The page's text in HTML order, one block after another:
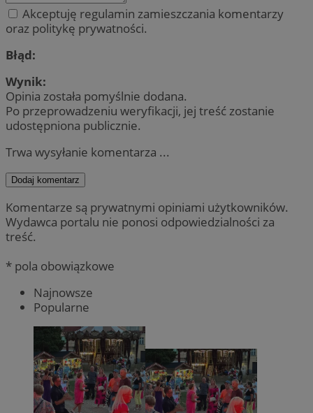
Akceptuję regulamin zamieszczania komentarzy
oraz politykę prywatności.
Błąd:
Wynik:
Opinia została pomyślnie dodana.
Po przeprowadzeniu weryfikacji, jej treść zostanie
udostępniona publicznie.
Trwa wysyłanie komentarza ...
Dodaj komentarz
Komentarze są prywatnymi opiniami użytkowników.
Wydawca portalu nie ponosi odpowiedzialności za
treść.
* pola obowiązkowe
Najnowsze
Popularne